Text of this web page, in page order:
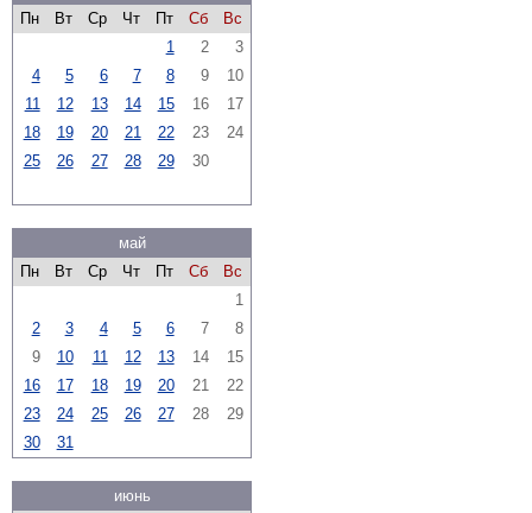
Пн
Вт Ср Чт Пт Сб
Вс
1
2
3
4
5 6 7 8 9
10
11
12 13 14 15 16
17
18
19 20 21 22 23
24
25
26 27 28 29 30
май
Пн
Вт Ср Чт Пт Сб
Вс
1
2
3 4 5 6 7
8
9
10 11 12 13 14
15
16
17 18 19 20 21
22
23
24 25 26 27 28
29
30
31
июнь